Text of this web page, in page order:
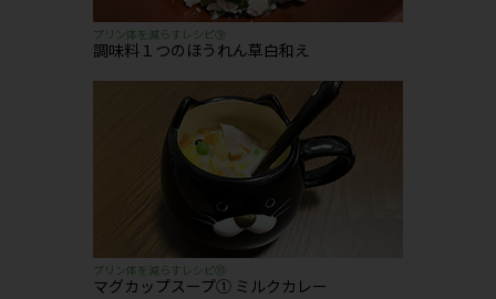
プリン体を減らすレシピ⑨
調味料１つのほうれん草白和え
プリン体を減らすレシピ⑩
マグカップスープ① ミルクカレー